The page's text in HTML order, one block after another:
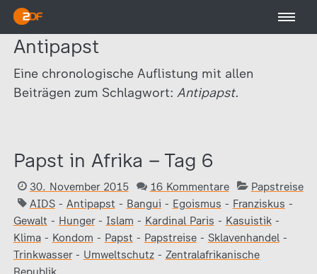
Antipapst
Eine chronologische Auflistung mit allen
Beiträgen zum Schlagwort: Antipapst.
Papst in Afrika – Tag 6
30. November 2015 16 Kommentare
Papstreise
AIDS- Antipapst - Bangui - Egoismus - Franziskus -
Gewalt - Hunger- Islam - Kardinal Paris - Kasuistik-
Klima- Kondom - Papst - Papstreise- Sklavenhandel-
Trinkwasser- Umweltschutz- Zentralafrikanische